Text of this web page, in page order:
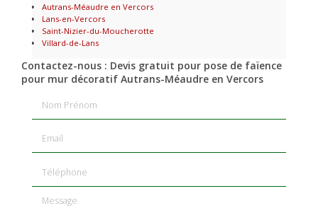
Autrans-Méaudre en Vercors
Lans-en-Vercors
Saint-Nizier-du-Moucherotte
Villard-de-Lans
Contactez-nous : Devis gratuit pour pose de faïence
pour mur décoratif Autrans-Méaudre en Vercors
Message